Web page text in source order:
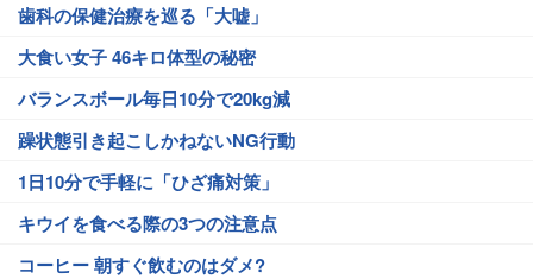
歯科の保健治療を巡る「大嘘」
大食い女子 46キロ体型の秘密
バランスボール毎日10分で20kg減
躁状態引き起こしかねないNG行動
1日10分で手軽に「ひざ痛対策」
キウイを食べる際の3つの注意点
コーヒー 朝すぐ飲むのはダメ?